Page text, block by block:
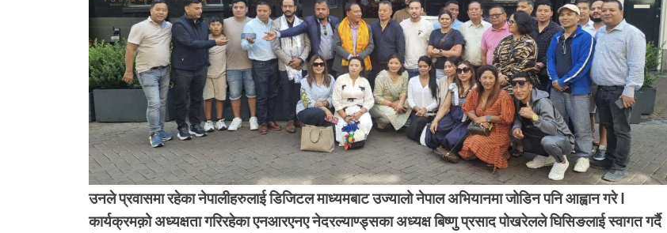
उनले प्रवासमा रहेका नेपालीहरुलाई डिजिटल माध्यमबाट उज्यालो नेपाल अभियानमा जोडिन पनि आह्वान गरे I
कार्यक्रमक़ो अध्यक्षता गरिरहेका एनआरएनए नेदरल्याण्ड्सका अध्यक्ष बिष्णु प्रसाद पोखरेलले घिसिङलाई स्वागत गर्दै